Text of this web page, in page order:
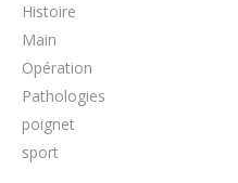
Histoire
Main
Opération
Pathologies
poignet
sport